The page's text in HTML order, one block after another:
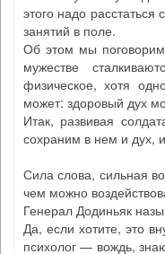
этого надо
занятий в поле.
Об этом мы поговорим
мужестве
физическое, хотя
может: здоровый дух
Итак, развивая
сохраним в нем и дух,
Сила слова, сильная
чем можно
Генерал Додиньяк
Да, если хотите, это
психолог — вождь,